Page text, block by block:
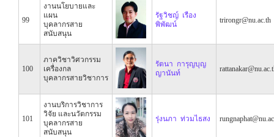
99
งานนโยบายและ
แผน
บุคลากรสาย
สนับสนุน
รัฐวิชญ์ เรือง
พิพัฒน์
trirongr@nu.ac.th
100
ภาควิชาวิศวกรรม
เครื่องกล
บุคลากรสายวิชาการ
รัตนา การุญบุญ
ญานันท์
101
งานบริการวิชาการ
วิจัย และนวัตกรรม
บุคลากรสาย
สนับสนุน
รุ่งนภา ท่วมไธสง